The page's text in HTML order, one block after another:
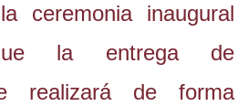
ceremonia inaugural
la entrega de
realizará de forma